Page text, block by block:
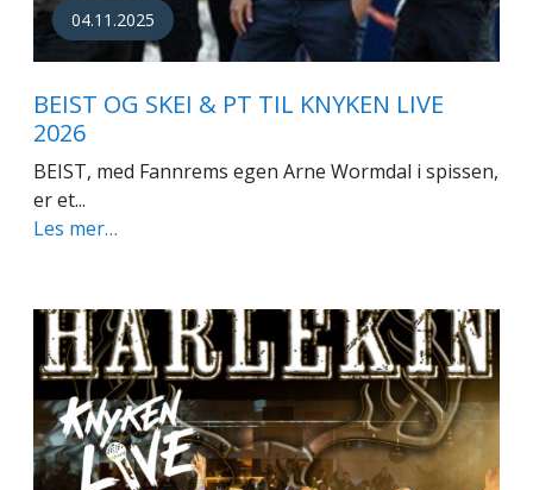
04.11.2025
BEIST OG SKEI & PT TIL KNYKEN LIVE
2026
BEIST, med Fannrems egen Arne Wormdal i spissen,
er et...
Les mer…